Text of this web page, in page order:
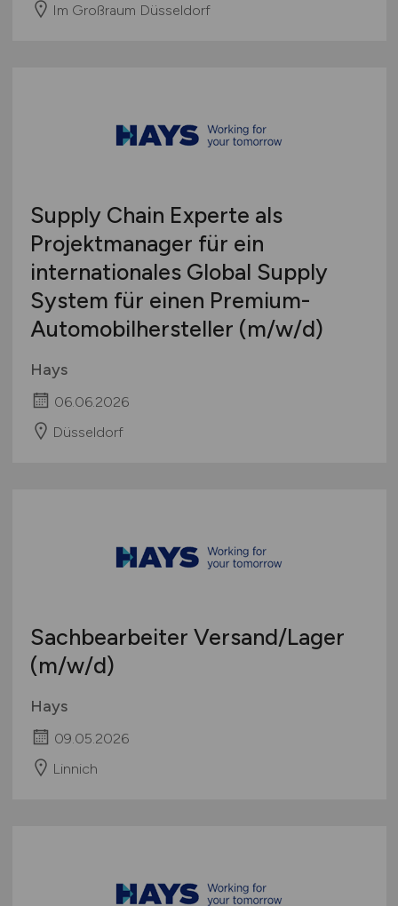
Im Großraum Düsseldorf
Supply Chain Experte als
Projektmanager für ein
internationales Global Supply
System für einen Premium-
Automobilhersteller (m/w/d)
Hays
06.06.2026
Düsseldorf
Sachbearbeiter Versand/Lager
(m/w/d)
Hays
09.05.2026
Linnich